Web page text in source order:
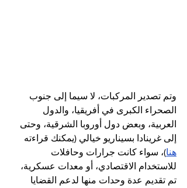
وتم تصدير المركبات، لا سيما إلى جنوب
الصحراء الكبرى في أفريقيا، والدول
العربية، وبعض دول أوروبا الشرقية، وحتى
إلى غرينادا بسيناريو خيالي (يمكنك قراءته
هنا)، سواء كانت جرارات وحافلات
للاستخدام الاقتصادي، أو معدات عسكرية،
تم تقديم عدة وحدات منها لدعم القضايا